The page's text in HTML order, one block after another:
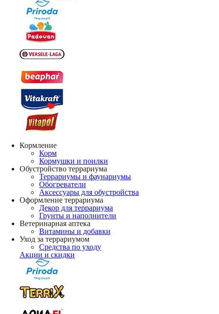
Кормление
Корм
Кормушки и поилки
Обустройство террариума
Террариумы и фаунариумы
Обогреватели
Аксессуары для обустройства
Оформление террариума
Декор для террариума
Грунты и наполнители
Ветеринарная аптека
Витамины и добавки
Уход за террариумом
Средства по уходу
Акции и скидки